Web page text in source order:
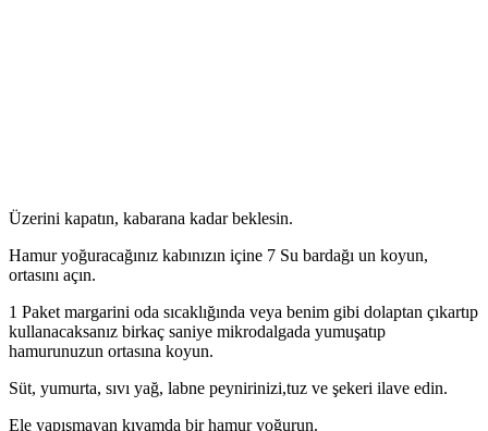
Üzerini kapatın, kabarana kadar beklesin.
Hamur yoğuracağınız kabınızın içine 7 Su bardağı un koyun,
ortasını açın.
1 Paket margarini oda sıcaklığında veya benim gibi dolaptan çıkartıp
kullanacaksanız birkaç saniye mikrodalgada yumuşatıp
hamurunuzun ortasına koyun.
Süt, yumurta, sıvı yağ, labne peynirinizi,tuz ve şekeri ilave edin.
Ele yapışmayan kıvamda bir hamur yoğurun.